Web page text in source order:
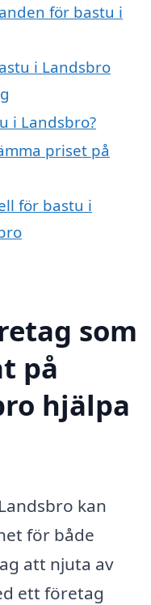
för bastu i
i Landsbro
i Landsbro?
priset på
för bastu i
som
på
hjälpa
kan
för både
att njuta av
ett företag